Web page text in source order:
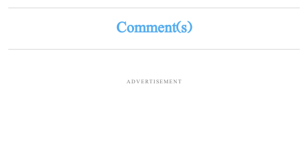
Comment(s)
ADVERTISEMENT